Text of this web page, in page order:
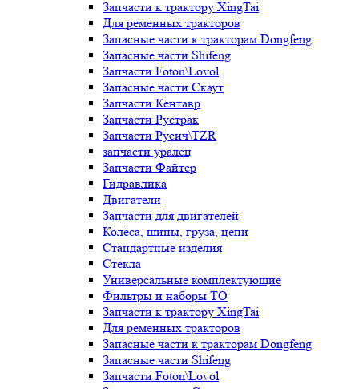
Запчасти к трактору XingTai
Для ременных тракторов
Запасные части к тракторам Dongfeng
Запасные части Shifeng
Запчасти Foton\Lovol
Запасные части Скаут
Запчасти Кентавр
Запчасти Рустрак
Запчасти Русич\TZR
запчасти уралец
Запчасти Файтер
Гидравлика
Двигатели
Запчасти для двигателей
Колёса, шины, груза, цепи
Стандартные изделия
Стёкла
Универсальные комплектующие
Фильтры и наборы ТО
Запчасти к трактору XingTai
Для ременных тракторов
Запасные части к тракторам Dongfeng
Запасные части Shifeng
Запчасти Foton\Lovol